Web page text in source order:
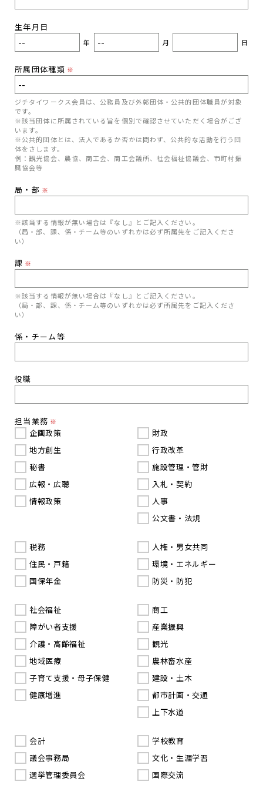
生年月日
年 月 日
所属団体種類 ※
ジチタイワークス会員は、公務員及び外郭団体・公共的団体職員が対象
です。
※該当団体に所属されている旨を個別で確認させていただく場合がござ
います。
※公共的団体とは、法人であるか否かは問わず、公共的な活動を行う団
体をさします。
例：観光協会、農協、商工会、商工会議所、社会福祉協議会、市町村振
興協会等
局・部 ※
※該当する情報が無い場合は『なし』とご記入ください。
（局・部、課、係・チーム等のいずれかは必ず所属先をご記入くださ
い）
課 ※
※該当する情報が無い場合は『なし』とご記入ください。
（局・部、課、係・チーム等のいずれかは必ず所属先をご記入くださ
い）
係・チーム等
役職
担当業務 ※
企画政策
地方創生
秘書
広報・広聴
情報政策
財政
行政改革
施設管理・管財
入札・契約
人事
公文書・法規
税務
住民・戸籍
国保年金
人権・男女共同
環境・エネルギー
防災・防犯
社会福祉
障がい者支援
介護・高齢福祉
地域医療
子育て支援・母子保健
健康増進
商工
産業振興
観光
農林畜水産
建設・土木
都市計画・交通
上下水道
会計
議会事務局
選挙管理委員会
学校教育
文化・生涯学習
国際交流